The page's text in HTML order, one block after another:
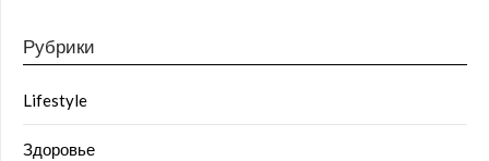
Рубрики
Lifestyle
Здоровье